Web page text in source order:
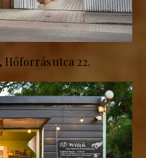
Hőforrás utca 22.